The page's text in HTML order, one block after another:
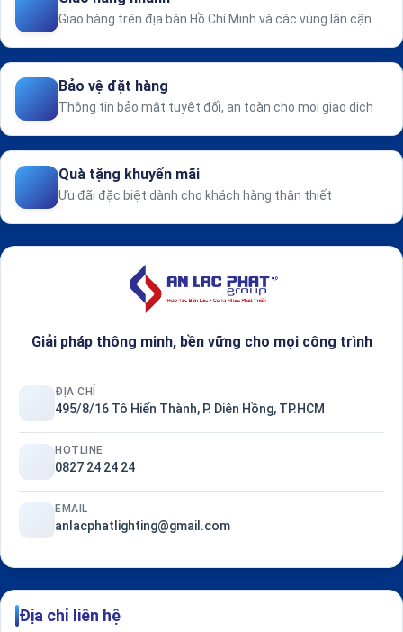
Giao hàng trên địa bàn Hồ Chí Minh và các vùng lân cận
Bảo vệ đặt hàng
Thông tin bảo mật tuyệt đối, an toàn cho mọi giao dịch
Quà tặng khuyến mãi
Ưu đãi đặc biệt dành cho khách hàng thân thiết
Giải pháp thông minh, bền vững cho mọi công trình
ĐỊA CHỈ
495/8/16 Tô Hiến Thành, P. Diên Hồng, TP.HCM
HOTLINE
0827 24 24 24
EMAIL
anlacphatlighting@gmail.com
Địa chỉ liên hệ